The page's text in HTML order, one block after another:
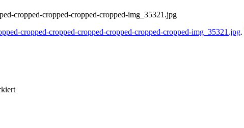
cropped-cropped-cropped-cropped-img_35321.jpg
cropped-cropped-cropped-cropped-cropped-cropped-img_35321.jpg.